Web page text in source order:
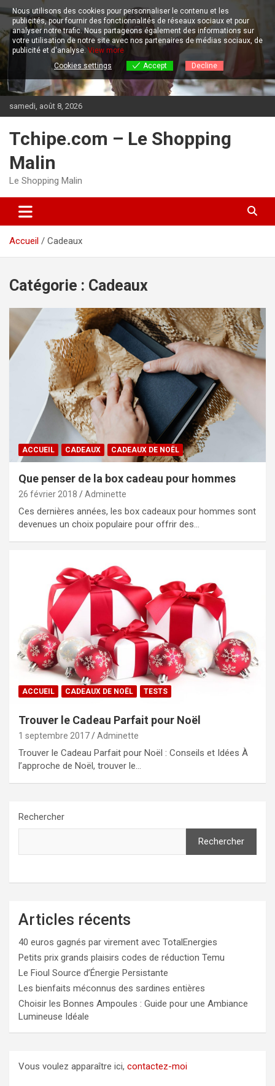
Aller
au
contenu
samedi, août 8, 2026
Tchipe.com – Le Shopping
Malin
Le Shopping Malin
Accueil Cadeaux
Catégorie : Cadeaux
ACCUEIL CADEAUX CADEAUX DE NOËL
Que penser de la box cadeau pour hommes
26 février 2018 Adminette
Ces dernières années, les box cadeaux pour hommes sont
devenues un choix populaire pour offrir des…
ACCUEIL CADEAUX DE NOËL TESTS
Trouver le Cadeau Parfait pour Noël
1 septembre 2017 Adminette
Trouver le Cadeau Parfait pour Noël : Conseils et Idées À
l’approche de Noël, trouver le…
Rechercher
Rechercher
Articles récents
40 euros gagnés par virement avec TotalEnergies
Petits prix grands plaisirs codes de réduction Temu
Le Fioul Source d’Énergie Persistante
Les bienfaits méconnus des sardines entières
Choisir les Bonnes Ampoules : Guide pour une Ambiance
Lumineuse Idéale
Vous voulez apparaître ici, contactez-moi
Nous utilisons des cookies pour personnaliser le contenu et les
publicités, pour fournir des fonctionnalités de réseaux sociaux et pour
analyser notre trafic.Nous partageons également des informations sur
votre utilisation de notre site avec nos partenaires de médias sociaux, de
publicité et d'analyse. View more
Cookies settings
Accept Decline